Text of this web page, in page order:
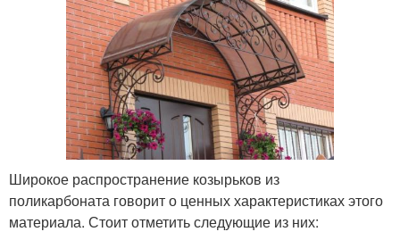
Широкое распространение козырьков из
поликарбоната говорит о ценных характеристиках этого
материала. Стоит отметить следующие из них: